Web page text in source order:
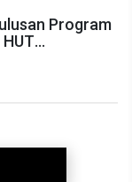
Program